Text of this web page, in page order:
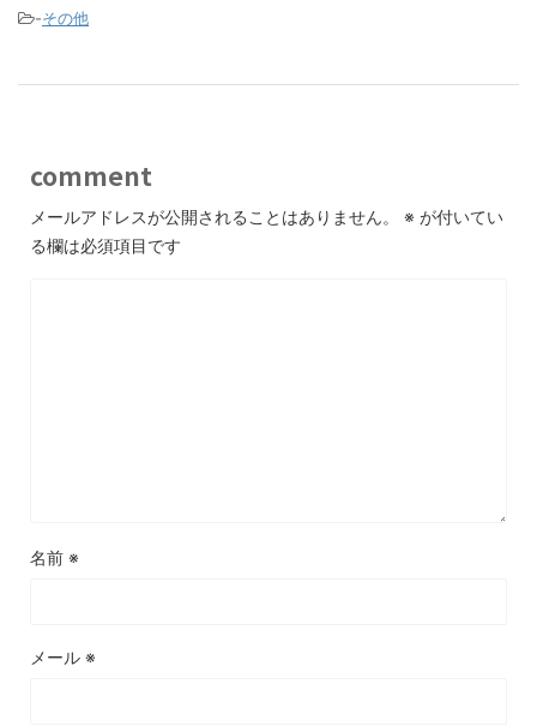
-その他
comment
メールアドレスが公開されることはありません。 ※ が付いてい
る欄は必須項目です
名前 ※
メール ※